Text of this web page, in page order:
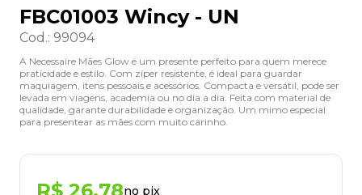
FBC01003 Wincy - UN
Cod.: 99094
A Necessaire Mães Glow é um presente perfeito para quem merece
praticidade e estilo. Com zíper resistente, é ideal para guardar
maquiagem, itens pessoais e acessórios. Compacta e versátil, pode ser
levada em viagens, academia ou no dia a dia. Feita com material de
qualidade, garante durabilidade e organização. Um mimo especial
para presentear as mães com muito carinho.
no pix